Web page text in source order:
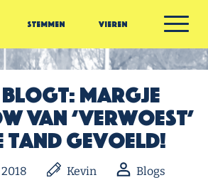
Stemmen Vieren
blogt: Margje
van ‘Verwoest’
tand gevoeld!
Kevin Blogs